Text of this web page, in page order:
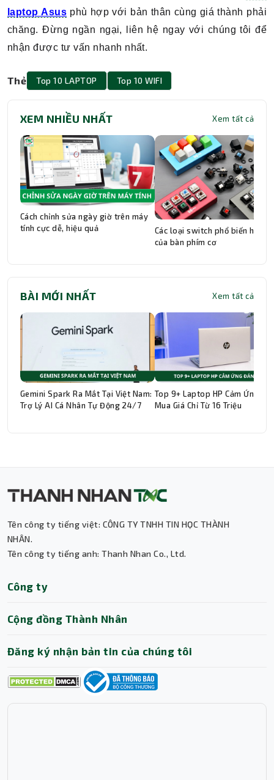
laptop Asusphù hợp với bản thân cùng giá thành phải
chăng. Đừng ngần ngại, liên hệ ngay với chúng tôi để
nhận được tư vấn nhanh nhất.
Thẻ Top 10 LAPTOP Top 10 WIFI
XEM NHIỀU NHẤT Xem tất cả
Cách chỉnh sửa ngày giờ trên máy
tính cực dễ, hiệu quả
Các loại switch phổ biến hiện
của bàn phím cơ
BÀI MỚI NHẤT Xem tất cả
Gemini Spark Ra Mắt Tại Việt Nam:
Trợ Lý AI Cá Nhân Tự Động 24/7
Top 9+ Laptop HP Cảm Ứng
Mua Giá Chỉ Từ 16 Triệu
Tên công ty tiếng việt: CÔNG TY TNHH TIN HỌC THÀNH
NHÂN.
Tên công ty tiếng anh: Thanh Nhan Co., Ltd.
Công ty
Cộng đồng Thành Nhân
Đăng ký nhận bản tin của chúng tôi
Trợ lý AI • Phản hồi tức thì